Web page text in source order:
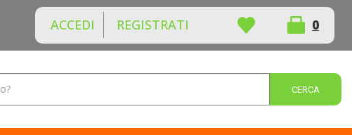
ACCEDI REGISTRATI 0
ARTICOLI
INSERITI